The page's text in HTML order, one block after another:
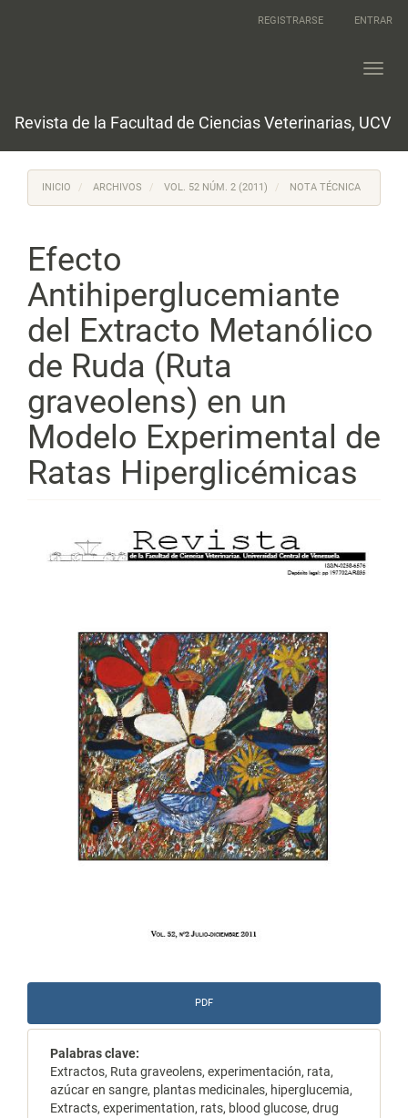
REGISTRARSE ENTRAR
Revista de la Facultad de Ciencias Veterinarias, UCV
INICIO ARCHIVOS VOL. 52 NÚM. 2 (2011) NOTA TÉCNICA
Efecto
Antihiperglucemiante
del Extracto Metanólico
de Ruda (Ruta
graveolens) en un
Modelo Experimental de
Ratas Hiperglicémicas
Barra
lateral
artículo
PDF
Palabras clave:
Extractos, Ruta graveolens, experimentación, rata,
azúcar en sangre, plantas medicinales, hiperglucemia,
Extracts, experimentation, rats, blood glucose, drug